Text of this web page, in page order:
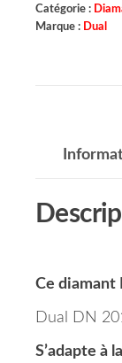
Catégorie :
Marque : Dual
Ce diamant
Dual DN
S’adapte à